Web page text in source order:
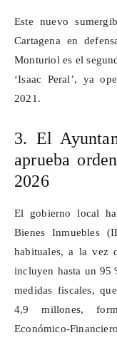
Este nuevo
Cartagena en
Monturiol es el
‘Isaac Peral’, ya
2021.
3. El
aprueba
2026
El gobierno local
Bienes Inmuebles
habituales, a la vez
incluyen hasta un 95
medidas fiscales,
4,9 millones,
Económico‑